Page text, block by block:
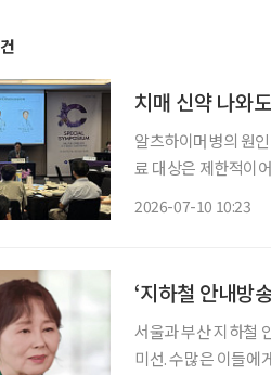
건
치매 신약 나와
알츠하이머병의 원
료 대상은 제한적이
2026-07-10 10:23
‘지하철 안내방
서울과 부산 지하철
미선. 수많은 이들에